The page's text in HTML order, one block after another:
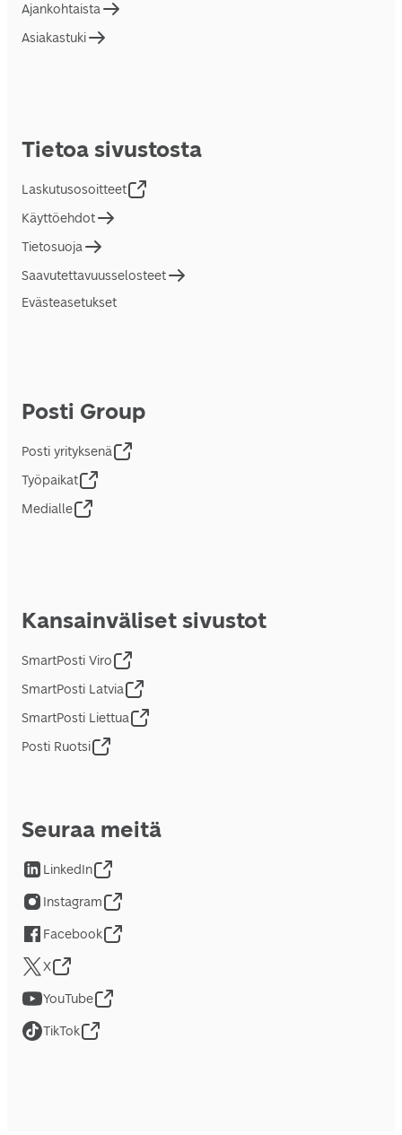
Ajankohtaista
Asiakastuki
Tietoa sivustosta
Laskutusosoitteet
Käyttöehdot
Tietosuoja
Saavutettavuusselosteet
Evästeasetukset
Posti Group
Posti yrityksenä
Työpaikat
Medialle
Kansainväliset sivustot
SmartPosti Viro
SmartPosti Latvia
SmartPosti Liettua
Posti Ruotsi
Seuraa meitä
LinkedIn
Instagram
Facebook
X
YouTube
TikTok